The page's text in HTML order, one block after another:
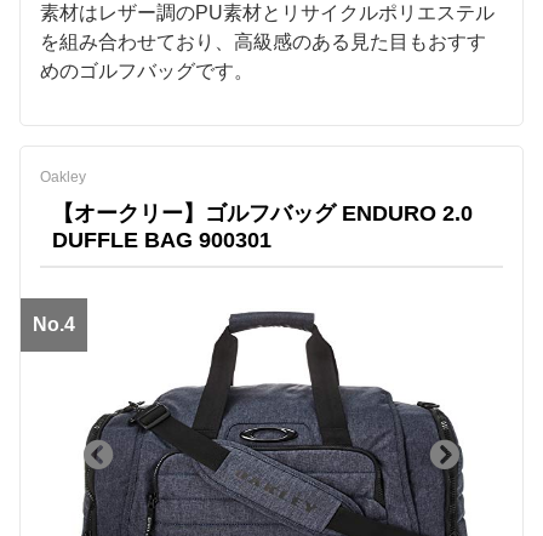
素材はレザー調のPU素材とリサイクルポリエステル
を組み合わせており、高級感のある見た目もおすす
めのゴルフバッグです。
Oakley
【オークリー】ゴルフバッグ ENDURO 2.0
DUFFLE BAG 900301
No.4